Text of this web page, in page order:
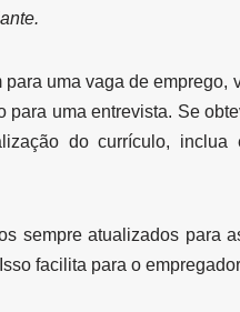
uma vaga de
para uma entrevista. Se
do currículo,
sempre atualizados para
facilita para o